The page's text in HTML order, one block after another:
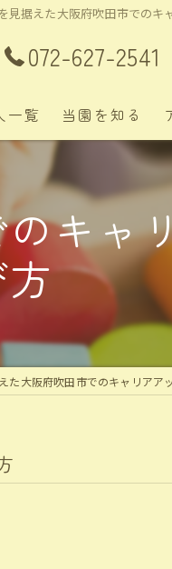
見据えた大阪府吹田市でのキ
072-627-2541
一覧 当園を知る
正社員
週休二日制
キャ
た大阪府吹田市でのキャリアア